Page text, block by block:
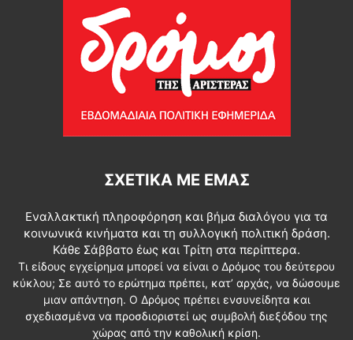
ΣΧΕΤΙΚΆ ΜΕ ΕΜΆΣ
Εναλλακτική πληροφόρηση και βήμα διαλόγου για τα
κοινωνικά κινήματα και τη συλλογική πολιτική δράση.
Κάθε Σάββατο έως και Τρίτη στα περίπτερα.
Τι είδους εγχείρημα μπορεί να είναι ο Δρόμος του δεύτερου
κύκλου; Σε αυτό το ερώτημα πρέπει, κατ’ αρχάς, να δώσουμε
μιαν απάντηση. Ο Δρόμος πρέπει ενσυνείδητα και
σχεδιασμένα να προσδιοριστεί ως συμβολή διεξόδου της
χώρας από την καθολική κρίση.